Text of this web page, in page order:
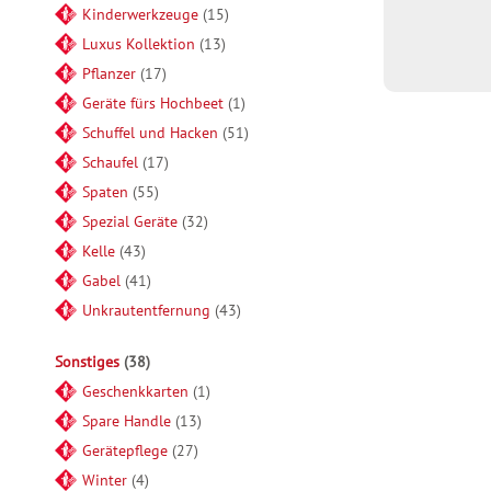
Kinderwerkzeuge 15
Luxus Kollektion 13
Pflanzer 17
Geräte fürs Hochbeet 1
Schuffel und Hacken 51
Schaufel 17
Spaten 55
Spezial Geräte 32
Kelle 43
Gabel 41
Unkrautentfernung 43
Sonstiges 38
Geschenkkarten 1
Spare Handle 13
Gerätepflege 27
Winter 4